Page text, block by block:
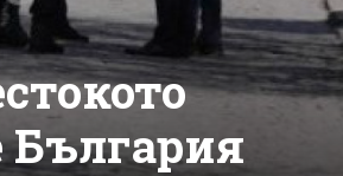
България